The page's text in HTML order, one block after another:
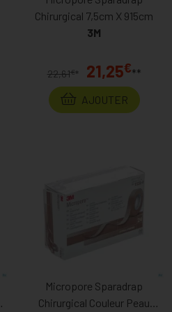
Chirurgical 7,5cm X 915cm
3M
22,61€ * 21,25€**
AJOUTER
Micropore Sparadrap
Chirurgical Couleur Peau